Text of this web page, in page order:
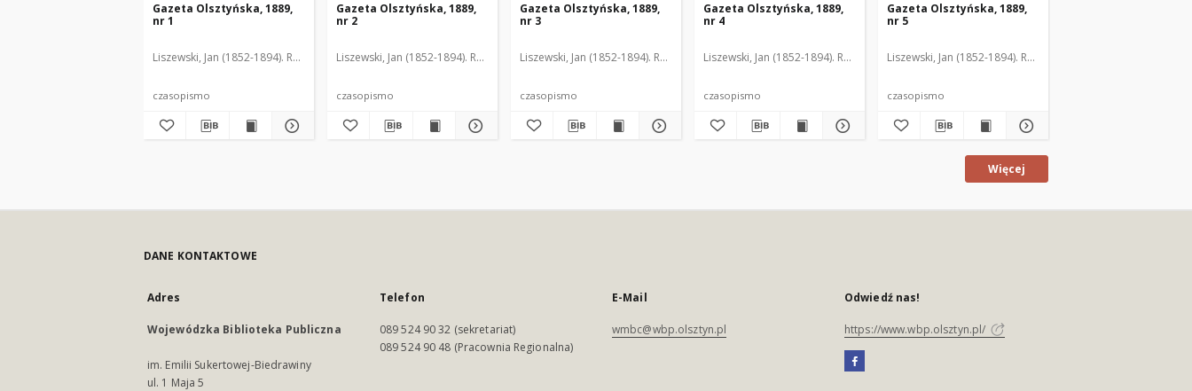
Gazeta Olsztyńska, 1889,
nr 1
Liszewski, Jan (1852-1894). Red.
czasopismo
Gazeta Olsztyńska, 1889,
nr 2
Liszewski, Jan (1852-1894). Red.
czasopismo
Gazeta Olsztyńska, 1889,
nr 3
Liszewski, Jan (1852-1894). Red.
czasopismo
Gazeta Olsztyńska, 1889,
nr 4
Liszewski, Jan (1852-1894). Red.
czasopismo
Gazeta Olsztyńska, 1889,
nr 5
Liszewski, Jan (1852-1894). Red.
czasopismo
Więcej
DANE KONTAKTOWE
Adres
Wojewódzka Biblioteka Publiczna
im. Emilii Sukertowej-Biedrawiny
ul. 1 Maja 5
Telefon
089 524 90 32 (sekretariat)
089 524 90 48 (Pracownia Regionalna)
E-Mail
wmbc@wbp.olsztyn.pl
Odwiedź nas!
https://www.wbp.olsztyn.pl/